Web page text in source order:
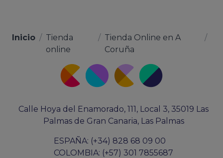
Inicio / Tienda
online
/ Tienda Online en A
Coruña
/
Calle Hoya del Enamorado, 111, Local 3, 35019 Las
Palmas de Gran Canaria, Las Palmas
ESPAÑA: (+34) 828 68 09 00
COLOMBIA: (+57) 301 7855687